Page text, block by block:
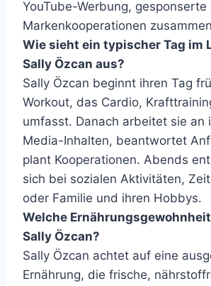
YouTube-Werbung, gesponserte
Markenkooperationen
Wie sieht ein typischer Tag im
Sally Özcan aus?
Sally Özcan beginnt ihren Tag
Workout, das Cardio,
umfasst. Danach arbeitet sie an
Media-Inhalten, beantwortet
plant Kooperationen. Abends
sich bei sozialen Aktivitäten,
oder Familie und ihren Hobbys.
Welche
Sally Özcan?
Sally Özcan achtet auf eine
Ernährung, die frische,